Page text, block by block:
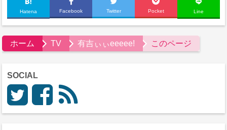
Hatena Facebook Twitter Pocket Line
ホーム TV 有吉ぃぃeeeee! このページ
SOCIAL